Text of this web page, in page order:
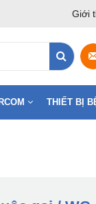
Giới
THIẾT BỊ